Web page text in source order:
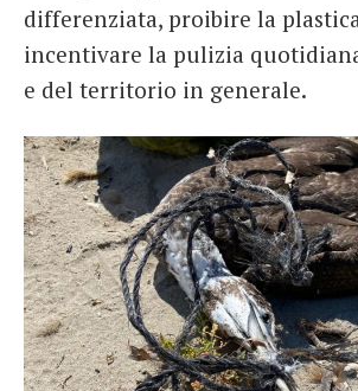
differenziata, proibire la
incentivare la pulizia
e del territorio in generale.